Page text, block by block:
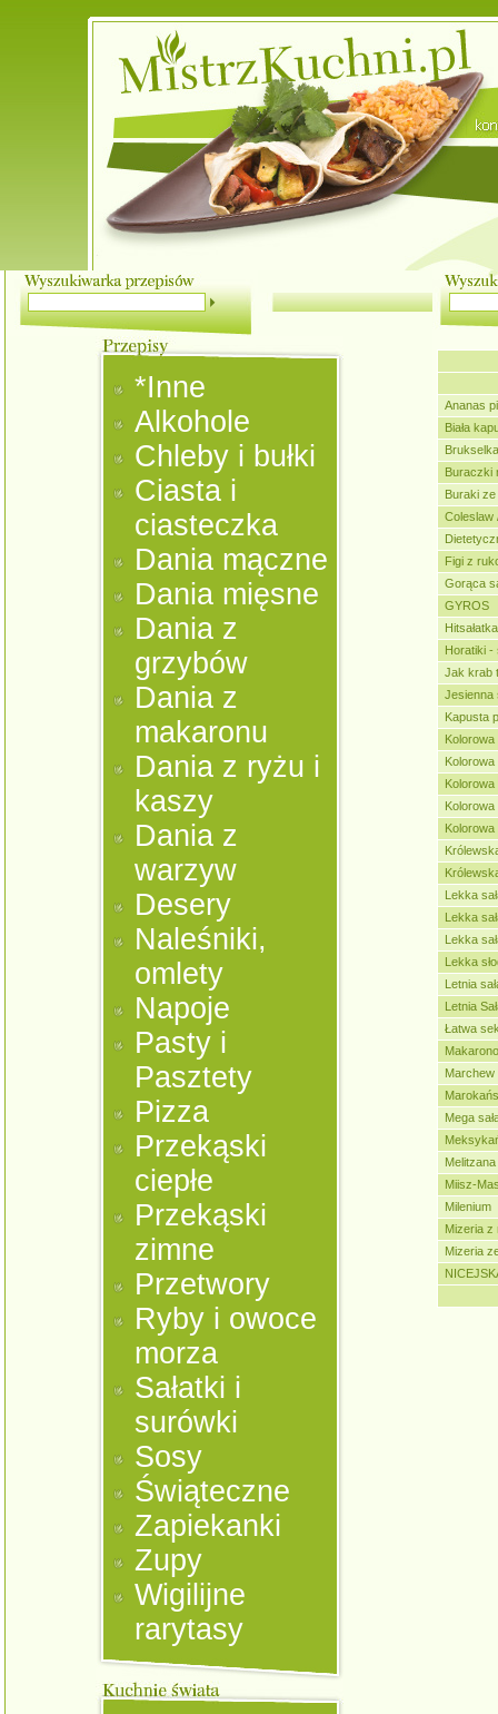
*Inne
Alkohole
Chleby i bułki
Ciasta i
ciasteczka
Dania mączne
Dania mięsne
Dania z
grzybów
Dania z
makaronu
Dania z ryżu i
kaszy
Dania z
warzyw
Desery
Naleśniki,
omlety
Napoje
Pasty i
Pasztety
Pizza
Przekąski
ciepłe
Przekąski
zimne
Przetwory
Ryby i owoce
morza
Sałatki i
surówki
Sosy
Świąteczne
Zapiekanki
Zupy
Wigilijne
rarytasy
Ananas
Biała
Buraczki
Buraki
Coleslaw
Figi z
Gorąca
GYROS
Horatiki -
Jak krab
Jesienna
Kapusta
Kolorowa
Kolorowa
Lekka
Lekka
Lekka
Lekka
Letnia
Letnia
Łatwa
Mega
Miisz-
Milenium
Mizeria z
Mizeria